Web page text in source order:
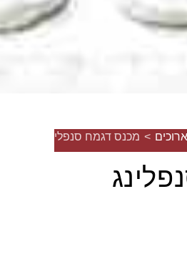
> מכנס דגמח סנפלינג 7כיס